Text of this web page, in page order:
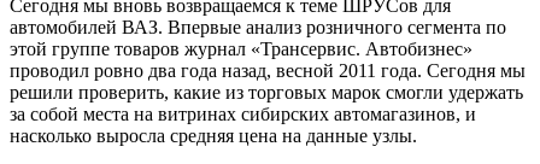
Сегодня мы вновь возвращаемся к теме ШРУСов для
автомобилей ВАЗ. Впервые анализ розничного сегмента по
этой группе товаров журнал «Трансервис. Автобизнес»
проводил ровно два года назад, весной 2011 года. Сегодня мы
решили проверить, какие из торговых марок смогли удержать
за собой места на витринах сибирских автомагазинов, и
насколько выросла средняя цена на данные узлы.